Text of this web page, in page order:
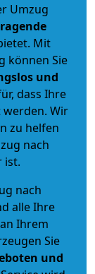
Umzug
Mit
können Sie
und
dass Ihre
Wir
zu helfen
nach
ist.
nach
alle Ihre
Ihrem
Sie
und